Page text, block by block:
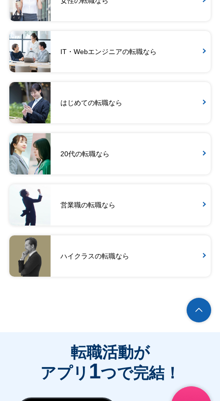
IT・Webエンジニアの転職なら
はじめての転職なら
20代の転職なら
営業職の転職なら
ハイクラスの転職なら
転職活動が
アプリ 1つで完結！